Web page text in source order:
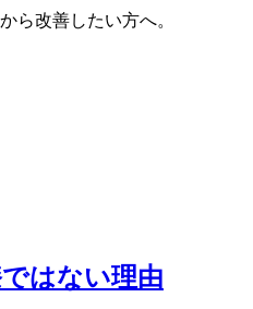
ら改善したい方へ。
はない理由